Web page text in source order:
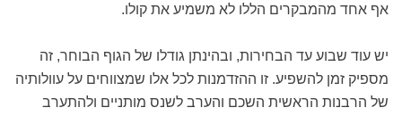
אף אחד מהמבקרים הללו לא משמיע את קולו.
יש עוד שבוע עד הבחירות, ובהינתן גודלו של הגוף הבוחר, זה
מספיק זמן להשפיע. זו ההזדמנות לכל אלו שמצווחים על עוולותיה
של הרבנות הראשית השכם והערב לשנס מותניים ולהתערב